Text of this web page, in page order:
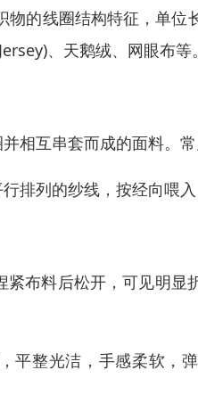
的线圈结构特征，单位
、天鹅绒、网眼布等。
相互串套而成的面料。
排列的纱线，按经向喂
布料后松开，可见明显
平整光洁，手感柔软，